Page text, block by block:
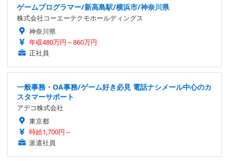
ゲームプログラマー/新高島駅/横浜市/神奈川県
株式会社コーエーテクモホールディングス
神奈川県
年収480万円～860万円
正社員
一般事務・OA事務/ゲーム好き必見 電話ナシメール中心のカ
スタマーサポート
アデコ株式会社
東京都
時給1,700円～
派遣社員